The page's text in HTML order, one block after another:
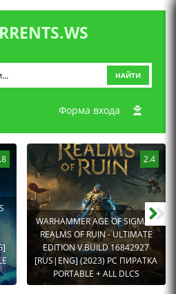
НАЙТИ
Форма входа
2.4
WARHAMMER AGE OF SIGMAR:
REALMS OF RUIN - ULTIMATE
EDITION V.BUILD 16842927
[RUS|ENG] (2023) PC ПИРАТКА
PORTABLE + ALL DLCS